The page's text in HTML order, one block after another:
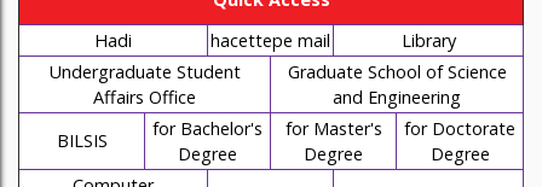
Hadi
hacettepe mail
Library
Undergraduate Student
Affairs Office
Graduate School of Science
and Engineering
BILSIS
for Bachelor's
Degree
for Master's
Degree
for Doctorate
Degree